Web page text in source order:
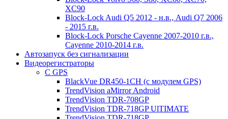
XC90
Block-Lock Audi Q5 2012 - н.в., Audi Q7 2006
- 2015 г.в.
Block-Lock Porsche Cayenne 2007-2010 г.в.,
Cayenne 2010-2014 г.в.
Автозапуск без сигнализации
Видеорегистраторы
С GPS
BlackVue DR450-1CH (с модулем GPS)
TrendVision aMirror Android
TrendVision TDR-708GP
TrendVision TDR-718GP UlTIMATE